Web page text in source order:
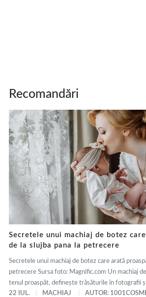
Recomandări
Secretele unui machiaj de botez
de la slujba pana la petrecere
Secretele unui machiaj de botez care arată
petrecere Sursa foto: Magnific.com Un machiaj
tenul proaspăt, definește trăsăturile în fotografii
22 IUL.
MACHIAJ AUTOR: